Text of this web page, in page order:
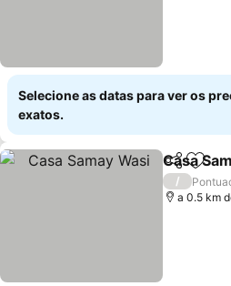
Selecione as datas para ver os
exatos.
Partilhar
Casa
/
a 0.5 km